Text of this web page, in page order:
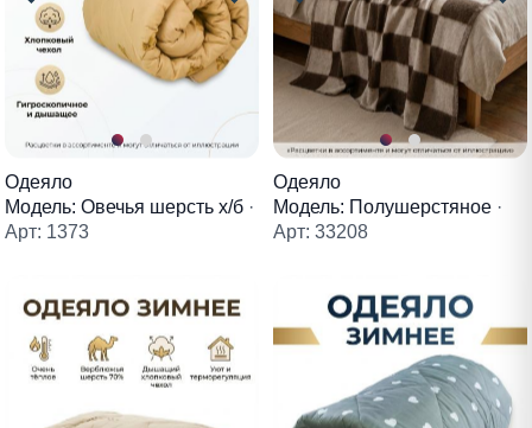
Одеяло
Модель: Овечья шерсть х/б ·
Арт: 1373
Одеяло
Модель: Полушерстяное ·
Арт: 33208